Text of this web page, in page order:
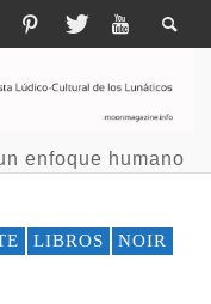
enfoque humano
LIBROS
NOIR